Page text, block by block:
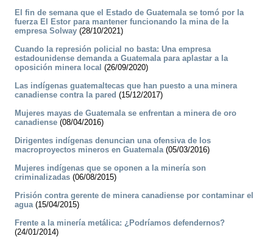
El fin de semana que el Estado de Guatemala se tomó por la
fuerza El Estor para mantener funcionando la mina de la
empresa Solway (28/10/2021)
Cuando la represión policial no basta: Una empresa
estadounidense demanda a Guatemala para aplastar a la
oposición minera local (26/09/2020)
Las indígenas guatemaltecas que han puesto a una minera
canadiense contra la pared (15/12/2017)
Mujeres mayas de Guatemala se enfrentan a minera de oro
canadiense (08/04/2016)
Dirigentes indígenas denuncian una ofensiva de los
macroproyectos mineros en Guatemala(05/03/2016)
Mujeres indígenas que se oponen a la minería son
criminalizadas (06/08/2015)
Prisión contra gerente de minera canadiense por contaminar el
agua(15/04/2015)
Frente a la minería metálica: ¿Podríamos defendernos?
(24/01/2014)